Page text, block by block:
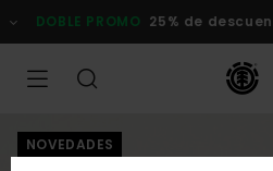
la
DOBLE PROMO 25% de
NOVEDADES